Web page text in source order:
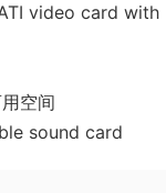
video card
空间
sound card